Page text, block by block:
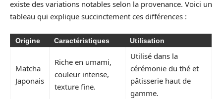
existe des variations notables selon la provenance. Voici un
tableau qui explique succinctement ces différences :
Origine Caractéristiques Utilisation
Matcha
Japonais
Riche en umami,
couleur intense,
texture fine.
Utilisé dans la
cérémonie du thé et
pâtisserie haut de
gamme.